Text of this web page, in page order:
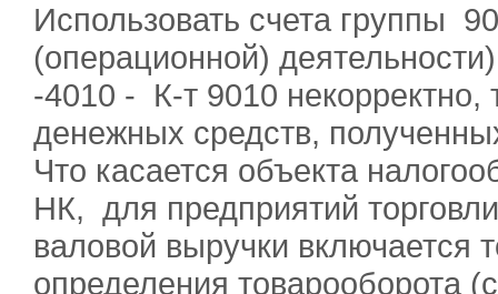
Использовать счета группы
(операционной)
-4010 - К-т 9010 некорректно,
денежных средств,
Что касается объекта
НК, для предприятий
валовой выручки включается
определения товарооборота